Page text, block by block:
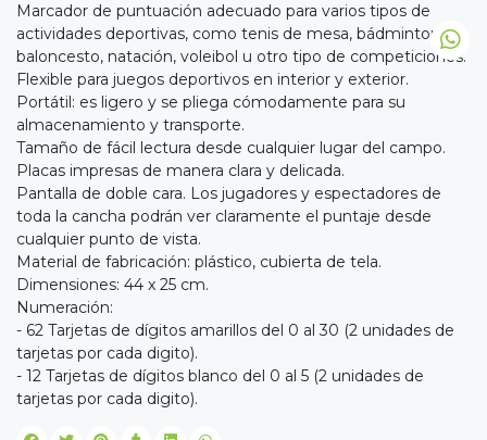
Marcador de puntuación adecuado para varios tipos de
actividades deportivas, como tenis de mesa, bádminton,
baloncesto, natación, voleibol u otro tipo de competiciones.
Flexible para juegos deportivos en interior y exterior.
Portátil: es ligero y se pliega cómodamente para su
almacenamiento y transporte.
Tamaño de fácil lectura desde cualquier lugar del campo.
Placas impresas de manera clara y delicada.
Pantalla de doble cara. Los jugadores y espectadores de
toda la cancha podrán ver claramente el puntaje desde
cualquier punto de vista.
Material de fabricación: plástico, cubierta de tela.
Dimensiones: 44 x 25 cm.
Numeración:
- 62 Tarjetas de dígitos amarillos del 0 al 30 (2 unidades de
tarjetas por cada digito).
- 12 Tarjetas de dígitos blanco del 0 al 5 (2 unidades de
tarjetas por cada digito).